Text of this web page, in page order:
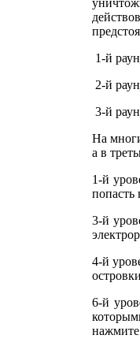
1-й
2-й
3-й
На
а в
1-й
попасть
3-й
4-й
6-й